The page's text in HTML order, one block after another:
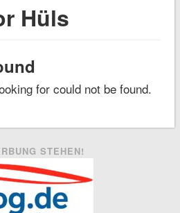
Hüls
for could not be found.
STEHEN!